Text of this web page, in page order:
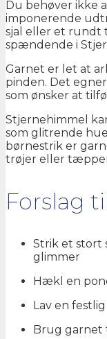
Du behøver ikke
imponerende
sjal eller et rundt
spændende i
Garnet er let at
pinden. Det
som ønsker at
Stjernehimmel
som glitrende
børnestrik er
trøjer eller
Forslag
Strik et stort
glimmer
Hækl en
Lav en
Brug